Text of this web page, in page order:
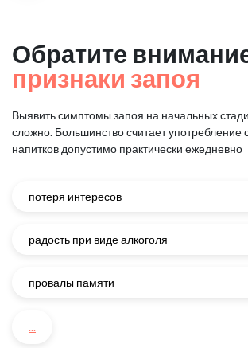
Обратите
признаки запоя
Выявить симптомы запоя на начальных
сложно. Большинство считает употребление
напитков допустимо практически ежедневно
потеря интересов
радость при виде алкоголя
провалы памяти
...